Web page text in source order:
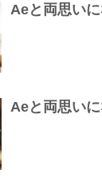
Aeと両思い
Aeと両思い